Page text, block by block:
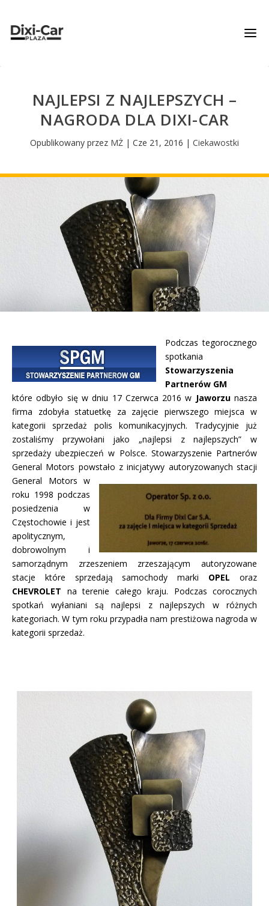
NAJLEPSI Z NAJLEPSZYCH –
NAGRODA DLA DIXI-CAR
Opublikowany przez MŻ | Cze 21, 2016 | Ciekawostki
Podczas tegorocznego
spotkania
Stowarzyszenia
Partnerów GM
które odbyło się w dniu 17 Czerwca 2016 w Jaworzunasza
firma zdobyła statuetkę za zajęcie pierwszego miejsca w
kategorii sprzedaż polis komunikacyjnych. Tradycyjnie już
zostaliśmy przywołani jako „najlepsi z najlepszych” w
sprzedaży ubezpieczeń w Polsce. Stowarzyszenie Partnerów
General Motors powstało zinicjatywy autoryzowanych stacji
General Motors w
roku 1998 podczas
posiedzenia w
Częstochowie i jest
apolitycznym,
dobrowolnym i
samorządnym zrzeszeniem zrzeszającym autoryzowane
stacje które sprzedają samochody marki OPEL oraz
CHEVROLET na terenie całego kraju. Podczas corocznych
spotkań wyłaniani są najlepsi z najlepszych w różnych
kategoriach. W tym roku przypadła nam prestiżowa nagroda w
kategorii sprzedaż.